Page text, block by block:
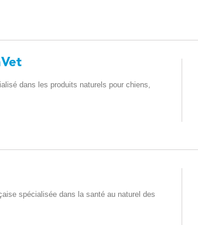
dans les produits naturels pour chiens,
spécialisée dans la santé au naturel des